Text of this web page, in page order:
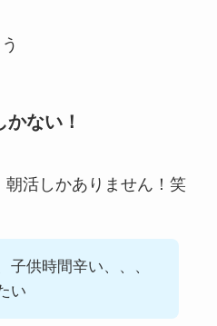
ない！
活しかありません！笑
子供時間辛い、、、
い